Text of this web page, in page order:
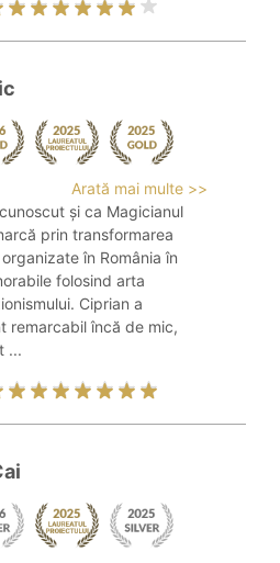
Arată mai multe >>
și ca Magicianul
prin transformarea
în România în
folosind arta
Ciprian a
remarcabil încă de mic,
...